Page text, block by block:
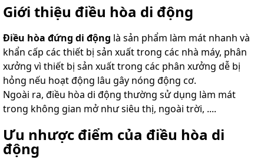
Giới thiệu điều hòa di động
Điều hòa đứng di động là sản phẩm làm mát nhanh và
khẩn cấp các thiết bị sản xuất trong các nhà máy, phân
xưởng vì thiết bị sản xuất trong các phân xưởng dễ bị
hỏng nếu hoạt động lâu gây nóng động cơ.
Ngoài ra, điều hòa di động thường sử dụng làm mát
trong không gian mở như siêu thị, ngoài trời, ....
Ưu nhược điểm của điều hòa di
động